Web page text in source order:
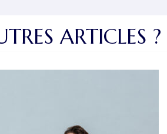
ARTICLES ?